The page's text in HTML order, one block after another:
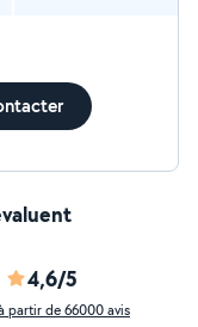
4,6/5
partir de 66000 avis